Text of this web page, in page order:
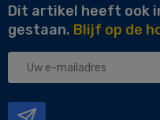
Dit artikel heeft ook
gestaan. Blijf op de
Uw